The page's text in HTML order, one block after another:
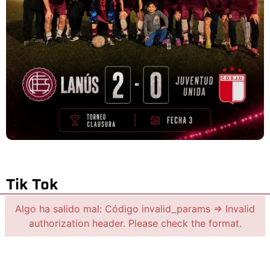
Tik Tok
Algo ha salido mal: Código invalid_params => Invalid
authorization header. Please check the format.